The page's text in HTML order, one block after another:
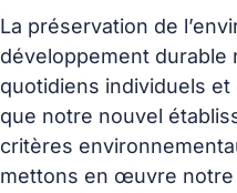
La préservation de
développement durable
quotidiens individuels
que notre nouvel
critères
mettons en œuvre notre